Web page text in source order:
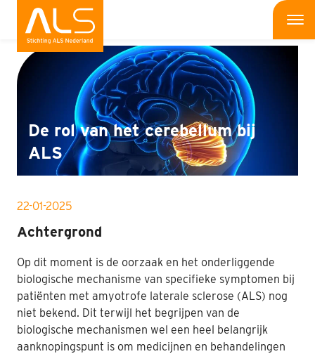
Wat is ALS
Wat kun jij doen
Bedrijven
Onderzoek
Wat doen wij
Patiënten
Nieuws
Interviews
Nabestaanden
Onderzoek
De rol van het cerebellum bij
ALS
22-01-2025
Achtergrond
Op dit moment is de oorzaak en het onderliggende
biologische mechanisme van specifieke symptomen bij
patiënten met amyotrofe laterale sclerose (ALS) nog
niet bekend. Dit terwijl het begrijpen van de
biologische mechanismen wel een heel belangrijk
aanknopingspunt is om medicijnen en behandelingen